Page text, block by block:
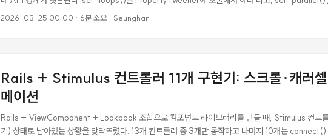
뒤에 붙여서 동작 안 하고. 다마고치 미니게임을 만들면서 12가지 Tween 패턴을 정리했다. 삽질 한 번
set_ease() ✅ ✅ as_relative() ❌ ✅ set_delay() ❌ ✅ from() ❌ ✅ from_current() ❌ ✅ 체이
상 의식해야 한다. 이걸 모르면 컴파일은 되는데 런타임에 터진다. ...
2026-03-25 00:00 · 6분 소요· Seunghan
Rails + Stimulus 컨트롤러 11개 구현기: 스크롤·캐러
메이션
Rails + ViewComponent + Lookbook 조합으로 컴포넌트 라이브러리를 만들 때, Stimulus 컨트
기) 상태로 남아있는 상황을 맞닥뜨렸다. 13개 컨트롤러 중 3개만 동작하고 나머지 10개는